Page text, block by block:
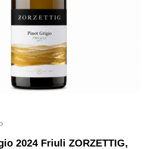
2024 Friuli ZORZETTIG,